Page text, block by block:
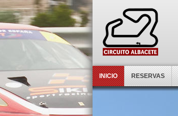
INICIO RESERVAS